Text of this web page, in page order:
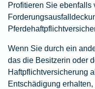
Profitieren Sie ebenfalls
Wenn Sie durch ein
das die Besitzerin oder
Haftpflichtversicherung
Entschädigung